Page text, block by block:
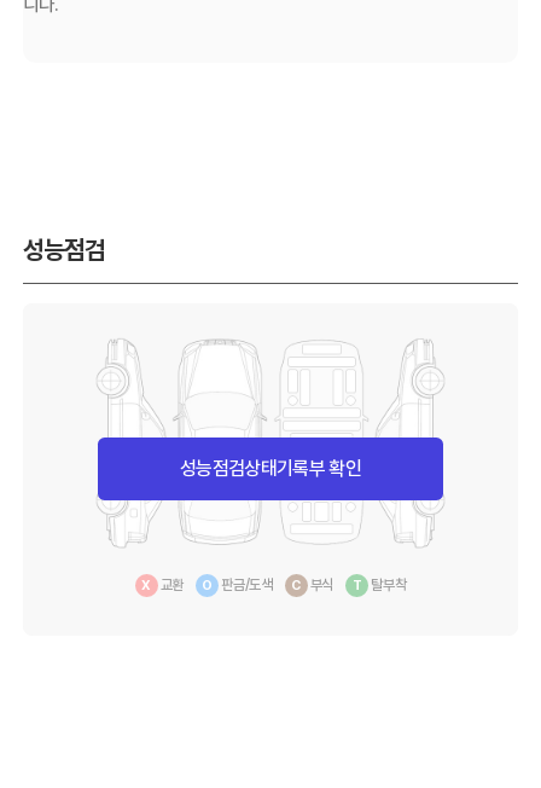
성능점검
X 교환 O 판금/도색 C 부식 T 탈부착
성능점검상태기록부 확인